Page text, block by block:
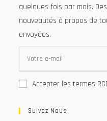
quelques fois par mois.
nouveautés à propos de
envoyées.
Accepter les termes
Suivez Nous